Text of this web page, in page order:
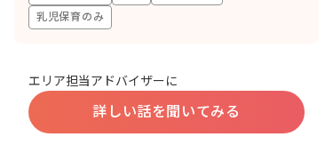
乳児保育のみ
エリア担当アドバイザーに
詳しい話を聞いてみる